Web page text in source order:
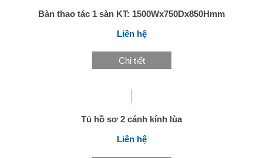
Bàn thao tác 1 sàn KT: 1500Wx750Dx850Hmm
Liên hệ
Chi tiết
Tủ hồ sơ 2 cánh kính lùa
Liên hệ